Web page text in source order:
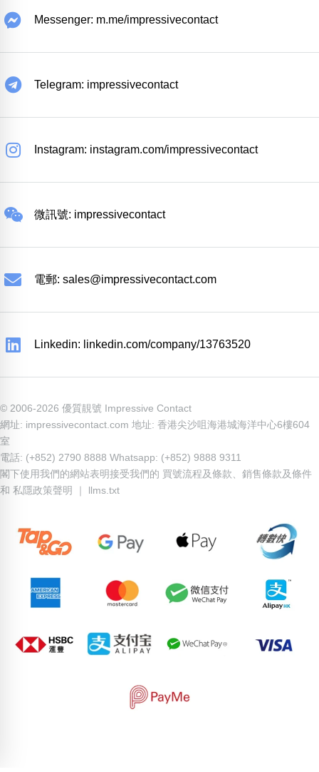
Messenger: m.me/impressivecontact
Telegram: impressivecontact
Instagram: instagram.com/impressivecontact
微訊號: impressivecontact
電郵: sales@impressivecontact.com
Linkedin: linkedin.com/company/13763520
© 2006-2026 優質靚號 Impressive Contact
網址: impressivecontact.com 地址: 香港尖沙咀海港城海洋中心6樓604
室
電話: (+852) 2790 8888 Whatsapp: (+852) 9888 9311
閣下使用我們的網站表明接受我們的 買號流程及條款、 銷售條款及條件
和 私隱政策聲明 llms.txt